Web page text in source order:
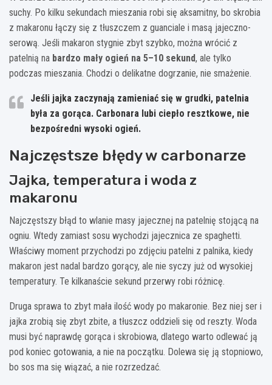
suchy. Po kilku sekundach mieszania robi się aksamitny, bo skrobia
z makaronu łączy się z tłuszczem z guanciale i masą jajeczno-
serową. Jeśli makaron stygnie zbyt szybko, można wrócić z
patelnią na bardzo mały ogień na 5–10 sekund, ale tylko
podczas mieszania. Chodzi o delikatne dogrzanie, nie smażenie.
Jeśli jajka zaczynają zamieniać się w grudki, patelnia
była za gorąca. Carbonara lubi ciepło resztkowe, nie
bezpośredni wysoki ogień.
Najczęstsze błędy w carbonarze
Jajka, temperatura i woda z
makaronu
Najczęstszy błąd to wlanie masy jajecznej na patelnię stojącą na
ogniu. Wtedy zamiast sosu wychodzi jajecznica ze spaghetti.
Właściwy moment przychodzi po zdjęciu patelni z palnika, kiedy
makaron jest nadal bardzo gorący, ale nie syczy już od wysokiej
temperatury. Te kilkanaście sekund przerwy robi różnicę.
Druga sprawa to zbyt mała ilość wody po makaronie. Bez niej ser i
jajka zrobią się zbyt zbite, a tłuszcz oddzieli się od reszty. Woda
musi być naprawdę gorąca i skrobiowa, dlatego warto odlewać ją
pod koniec gotowania, a nie na początku. Dolewa się ją stopniowo,
bo sos ma się wiązać, a nie rozrzedzać.